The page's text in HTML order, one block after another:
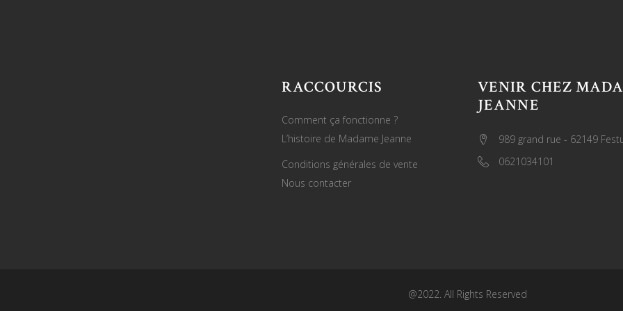
RACCOURCIS
Comment ça fonctionne ?
L’histoire de Madame Jeanne
Conditions générales de vente
Nous contacter
VENIR CHEZ
JEANNE
989 grand rue - 62149
0621034101
@2022. All Rights Reserved